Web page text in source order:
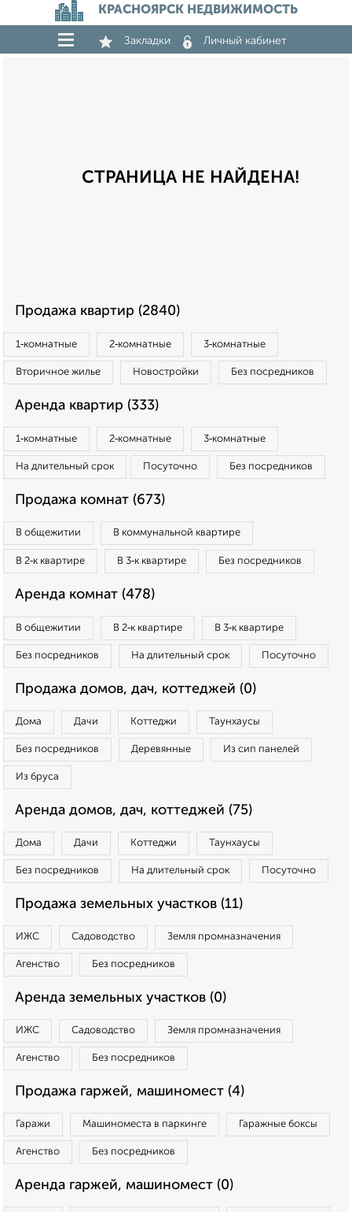
КРАСНОЯРСК НЕДВИЖИМОСТЬ
Закладки Личный кабинет
СТРАНИЦА НЕ НАЙДЕНА!
Продажа квартир (2840)
1‑комнатные 2‑комнатные 3‑комнатные
Вторичное жилье Новостройки Без посредников
Аренда квартир (333)
1‑комнатные 2‑комнатные 3‑комнатные
На длительный срок Посуточно Без посредников
Продажа комнат (673)
В общежитии В коммунальной квартире
В 2‑к квартире В 3‑к квартире Без посредников
Аренда комнат (478)
В общежитии В 2‑к квартире В 3‑к квартире
Без посредников На длительный срок Посуточно
Продажа домов, дач, коттеджей (0)
Дома Дачи Коттеджи Таунхаусы
Без посредников Деревянные Из сип панелей
Из бруса
Аренда домов, дач, коттеджей (75)
Дома Дачи Коттеджи Таунхаусы
Без посредников На длительный срок Посуточно
Продажа земельных участков (11)
ИЖС Садоводство Земля промназначения
Агенство Без посредников
Аренда земельных участков (0)
ИЖС Садоводство Земля промназначения
Агенство Без посредников
Продажа гаржей, машиномест (4)
Гаражи Машиноместа в паркинге Гаражные боксы
Агенство Без посредников
Аренда гаржей, машиномест (0)